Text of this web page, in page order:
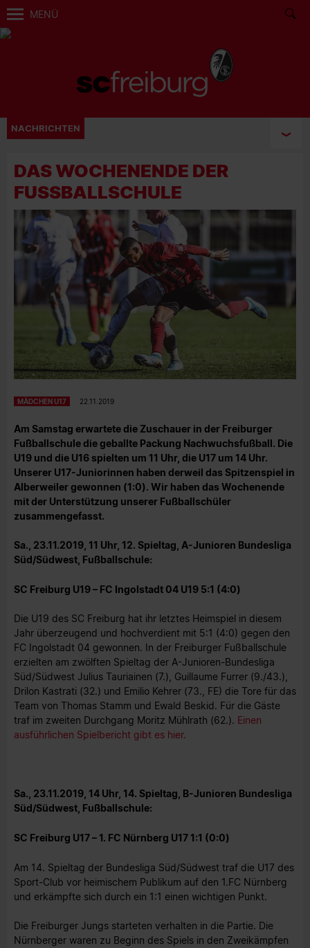
MENÜ
NACHRICHTEN
DAS WOCHENENDE DER
FUSSBALLSCHULE
MÄDCHEN U17 22.11.2019
Am Samstag erwartete die Zuschauer in der Freiburger
Fußballschule die geballte Packung Nachwuchsfußball. Die
U19 und die U16 spielten um 11 Uhr, die U17 um 14 Uhr.
Unserer U17-Juniorinnen haben derweil das Spitzenspiel in
Alberweiler gewonnen (1:0). Wir haben das Wochenende
mit der Unterstützung unserer Fußballschüler
zusammengefasst.
Sa., 23.11.2019, 11 Uhr, 12. Spieltag, A-Junioren Bundesliga
Süd/Südwest, Fußballschule:
SC Freiburg U19 – FC Ingolstadt 04 U19 5:1 (4:0)
Die U19 des SC Freiburg hat ihr letztes Heimspiel in diesem
Jahr überzeugend und hochverdient mit 5:1 (4:0) gegen den
FC Ingolstadt 04 gewonnen. In der Freiburger Fußballschule
erzielten am zwölften Spieltag der A-Junioren-Bundesliga
Süd/Südwest Julius Tauriainen (7.), Guillaume Furrer (9./43.),
Drilon Kastrati (32.) und Emilio Kehrer (73., FE) die Tore für das
Team von Thomas Stamm und Ewald Beskid. Für die Gäste
traf im zweiten Durchgang Moritz Mühlrath (62.). Einen
ausführlichen Spielbericht gibt es hier.
Sa., 23.11.2019, 14 Uhr, 14. Spieltag, B-Junioren Bundesliga
Süd/Südwest, Fußballschule:
SC Freiburg U17 – 1. FC Nürnberg U17 1:1 (0:0)
Am 14. Spieltag der Bundesliga Süd/Südwest traf die U17 des
Sport-Club vor heimischem Publikum auf den 1.FC Nürnberg
und erkämpfte sich durch ein 1:1 einen wichtigen Punkt.
Die Freiburger Jungs starteten verhalten in die Partie. Die
Nürnberger waren zu Beginn des Spiels in den Zweikämpfen